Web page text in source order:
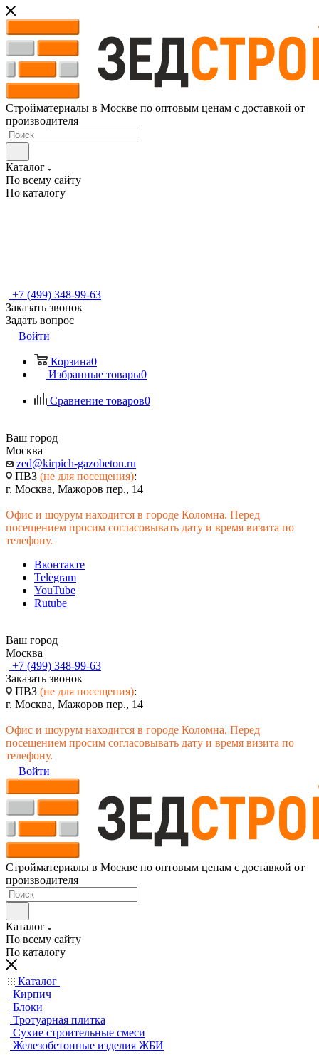
Стройматериалы в Москве по оптовым ценам с доставкой от
производителя
Каталог
По всему сайту
По каталогу
+7 (499) 348-99-63
Заказать звонок
Задать вопрос
Войти
Корзина0
Избранные товары0
Сравнение товаров0
Ваш город
Москва
zed@kirpich-gazobeton.ru
ПВЗ (не для посещения):
г. Москва, Мажоров пер., 14
Офис и шоурум находится в городе Коломна. Перед
посещением просим согласовывать дату и время визита по
телефону.
Вконтакте
Telegram
YouTube
Rutube
Ваш город
Москва
+7 (499) 348-99-63
Заказать звонок
ПВЗ (не для посещения):
г. Москва, Мажоров пер., 14
Офис и шоурум находится в городе Коломна. Перед
посещением просим согласовывать дату и время визита по
телефону.
Войти
Стройматериалы в Москве по оптовым ценам с доставкой от
производителя
Каталог
По всему сайту
По каталогу
Каталог
Кирпич
Блоки
Тротуарная плитка
Сухие строительные смеси
Железобетонные изделия ЖБИ